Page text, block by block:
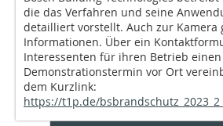
die das Verfahren und seine
detailliert vorstellt. Auch zur Kamera
Informationen. Über ein
Interessenten für ihren Betrieb einen
Demonstrationstermin vor Ort
dem Kurzlink:
https://t1p.de/